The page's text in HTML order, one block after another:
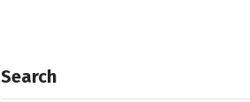
Search